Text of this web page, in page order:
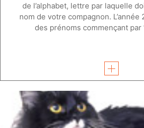
de l’alphabet, lettre par laquelle
nom de votre compagnon. L’année
des prénoms commençant par